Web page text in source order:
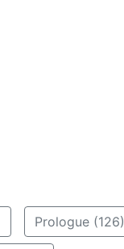
Prologue (126)